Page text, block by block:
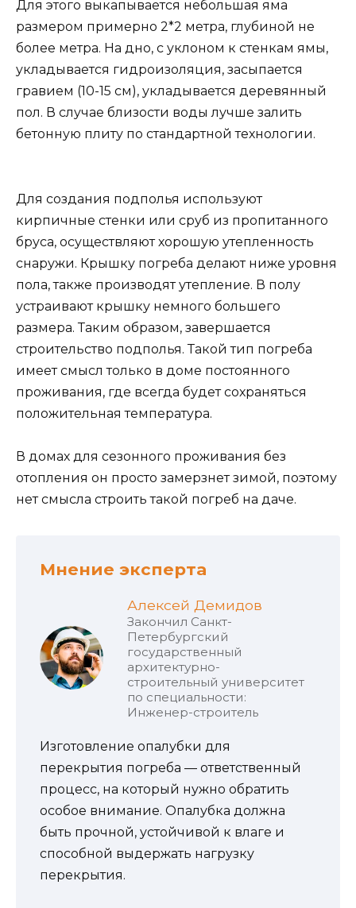
Для этого выкапывается небольшая яма
размером примерно 2*2 метра, глубиной не
более метра. На дно, с уклоном к стенкам ямы,
укладывается гидроизоляция, засыпается
гравием (10-15 см), укладывается деревянный
пол. В случае близости воды лучше залить
бетонную плиту по стандартной технологии.
Для создания подполья используют
кирпичные стенки или сруб из пропитанного
бруса, осуществляют хорошую утепленность
снаружи. Крышку погреба делают ниже уровня
пола, также производят утепление. В полу
устраивают крышку немного большего
размера. Таким образом, завершается
строительство подполья. Такой тип погреба
имеет смысл только в доме постоянного
проживания, где всегда будет сохраняться
положительная температура.
В домах для сезонного проживания без
отопления он просто замерзнет зимой, поэтому
нет смысла строить такой погреб на даче.
Мнение эксперта
Алексей Демидов
Закончил Санкт-
Петербургский
государственный
архитектурно-
строительный университет
по специальности:
Инженер-строитель
Изготовление опалубки для
перекрытия погреба — ответственный
процесс, на который нужно обратить
особое внимание. Опалубка должна
быть прочной, устойчивой к влаге и
способной выдержать нагрузку
перекрытия.